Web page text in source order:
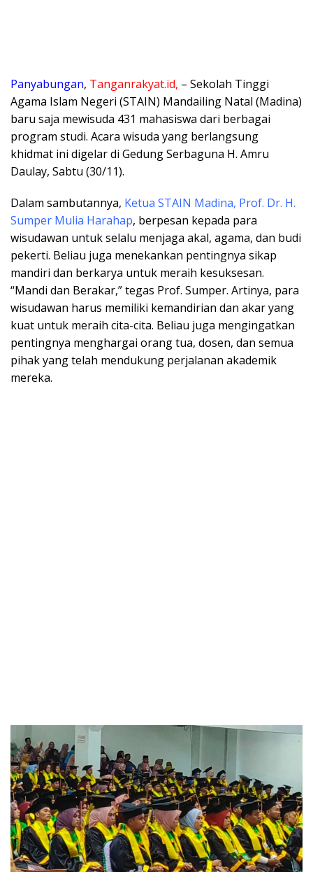
Panyabungan, Tanganrakyat.id, – Sekolah Tinggi
Agama Islam Negeri (STAIN) Mandailing Natal (Madina)
baru saja mewisuda 431 mahasiswa dari berbagai
program studi. Acara wisuda yang berlangsung
khidmat ini digelar di Gedung Serbaguna H. Amru
Daulay, Sabtu (30/11).
Dalam sambutannya, Ketua STAIN Madina, Prof. Dr. H.
Sumper Mulia Harahap, berpesan kepada para
wisudawan untuk selalu menjaga akal, agama, dan budi
pekerti. Beliau juga menekankan pentingnya sikap
mandiri dan berkarya untuk meraih kesuksesan.
“Mandi dan Berakar,” tegas Prof. Sumper. Artinya, para
wisudawan harus memiliki kemandirian dan akar yang
kuat untuk meraih cita-cita. Beliau juga mengingatkan
pentingnya menghargai orang tua, dosen, dan semua
pihak yang telah mendukung perjalanan akademik
mereka.